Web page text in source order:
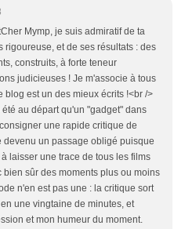
Mymp, je suis admiratif de ta
rigoureuse, et de ses résultats : des
construits, à forte teneur
judicieuses ! Je m'associe à tous
blog est un des mieux écrits !<br />
au départ qu'un "gadget" dans
une rapide critique de
devenu un passage obligé puisque
laisser une trace de tous les films
sûr des moments plus ou moins
n'en est pas une : la critique sort
une vingtaine de minutes, et
et mon humeur du moment.